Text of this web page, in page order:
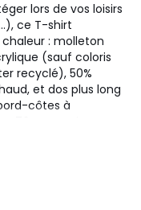
lors de vos loisirs
ce T-shirt
: molleton
(sauf coloris
recyclé), 50%
et dos plus long
côtes à
76 cm environ,
cm). Passe au